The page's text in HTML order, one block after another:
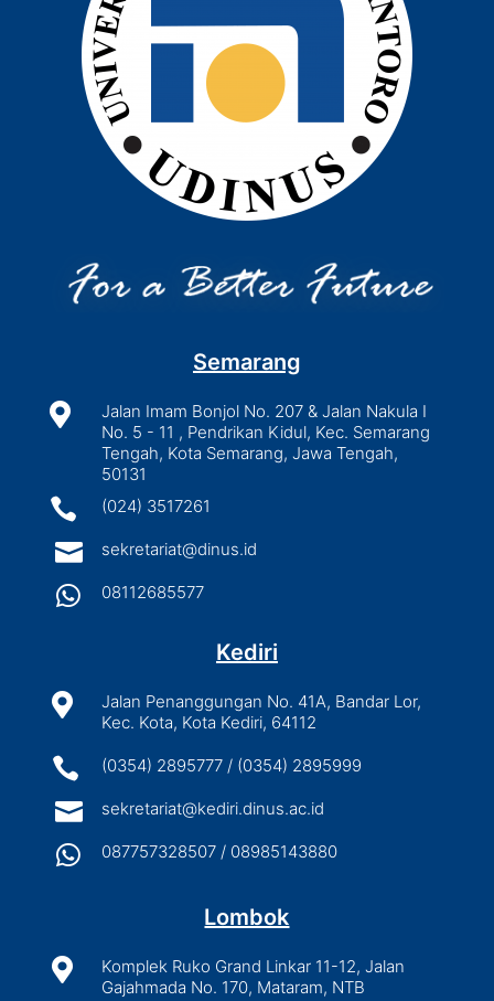
Semarang

Jalan Imam Bonjol No. 207 & Jalan Nakula I
No. 5 - 11 , Pendrikan Kidul, Kec. Semarang
Tengah, Kota Semarang, Jawa Tengah,
50131
 (024) 3517261
 sekretariat@dinus.id
 08112685577
Kediri

Jalan Penanggungan No. 41A, Bandar Lor,
Kec. Kota, Kota Kediri, 64112
 (0354) 2895777 / (0354) 2895999
 sekretariat@kediri.dinus.ac.id
 087757328507 / 08985143880
Lombok

Komplek Ruko Grand Linkar 11-12, Jalan
Gajahmada No. 170, Mataram, NTB